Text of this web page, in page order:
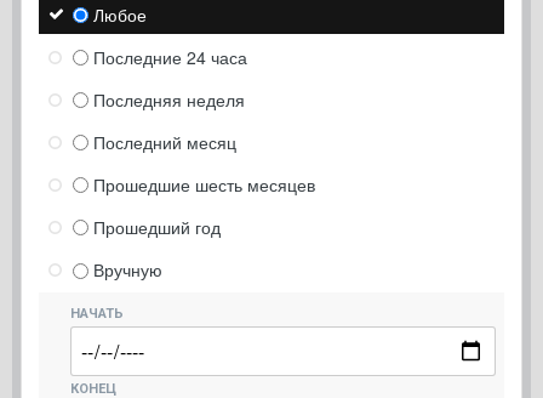
Любое
Последние 24 часа
Последняя неделя
Последний месяц
Прошедшие шесть месяцев
Прошедший год
Вручную
НАЧАТЬ
КОНЕЦ